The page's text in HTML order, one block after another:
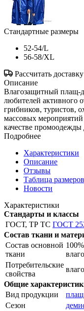
Стандартные размеры
52-54/L
56-58/XL
Рассчитать доставку
Описание
Влагозащитный плащ-
любителей активного
грибников, туристов,
массовых
качестве промоодежды
Подробнее
Характеристики
Описание
Отзывы
Таблица размеров
Новости
Характеристики
Стандарты и классы
ГОСТ, ТР ТС ГОСТ
Состав ткани и
Состав основной
ткани
Потребительские
свойства
Общие
Вид продукции
плащ
Сезон